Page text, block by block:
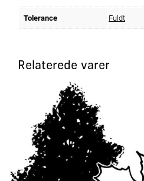
Tolerance Fuldt
Relaterede varer